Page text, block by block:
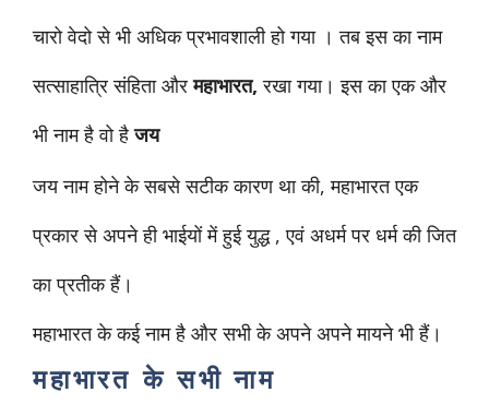
चारो वेदो से भी अधिक प्रभावशाली हो गया । तब इस का नाम
सत्साहात्रि संहिता औरमहाभारत,रखा गया। इस का एक और
भी नाम है वो हैजय
जय नाम होने के सबसे सटीक कारण था की, महाभारत एक
प्रकार से अपने ही भाईयों में हुई युद्ध , एवं अधर्म पर धर्म की जित
का प्रतीक हैं।
महाभारत के कई नाम है और सभी के अपने अपने मायने भी हैं।
महाभारत के सभी नाम